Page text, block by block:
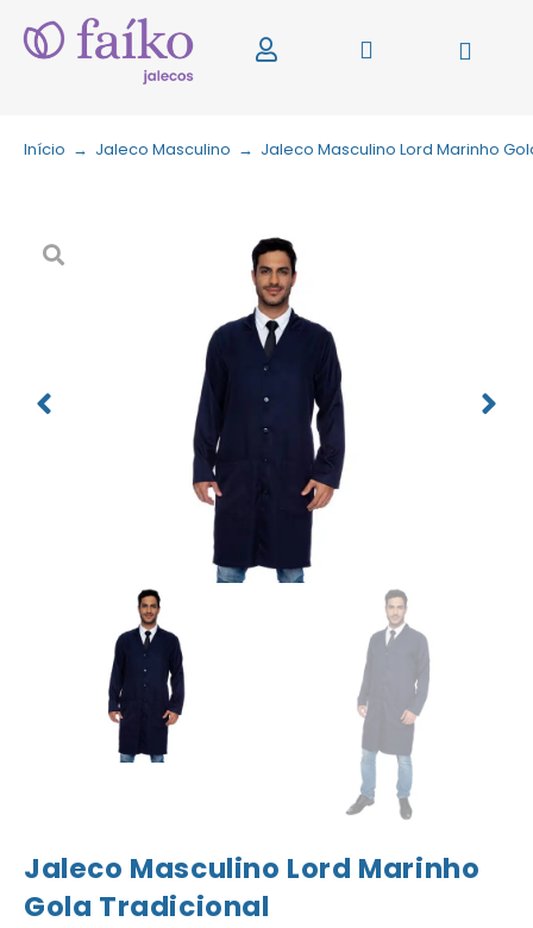
Início → Jaleco Masculino → Jaleco Masculino Lord Marinho
Jaleco Masculino Lord Marinho
Gola Tradicional